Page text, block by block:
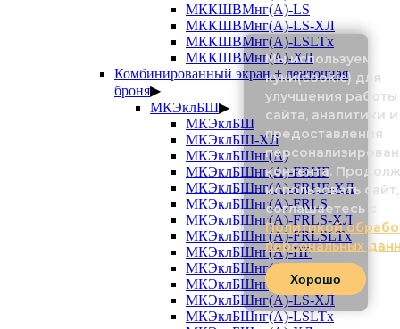
МККШВМнг(А)-LS
МККШВМнг(А)-LS-ХЛ
МККШВМнг(А)-LSLTx
МККШВМнг(А)-ХЛ
Комбинированный экран + ленточная
броня▶
МКЭклБШ▶
МКЭклБШ
МКЭклБШ-ХЛ
МКЭклБШнг(А)
МКЭклБШнг(А)-FRHF
МКЭклБШнг(А)-FRHF-ХЛ
МКЭклБШнг(А)-FRLS
МКЭклБШнг(А)-FRLS-ХЛ
МКЭклБШнг(А)-FRLSLTx
МКЭклБШнг(А)-HF
МКЭклБШнг(А)-HF-ХЛ
МКЭклБШнг(А)-LS
МКЭклБШнг(А)-LS-ХЛ
МКЭклБШнг(А)-LSLTx
Мы используем
куки(cookie) для
улучшения работы
сайта, аналитики и
предоставления
контента.
использовать
соглашаетесь с
Политикой
персональных
Хорошо